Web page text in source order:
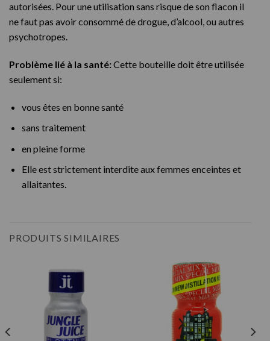
autorisées. Pour une utilisation sans risque de son flacon il
ne faut pas avoir consommé de drogue, d’alcool, ou autres
psychotropes.
Problème lié à la santé:Cette bouteille doit être utilisée
seulement si:
vous êtes en bonne santé
sans traitement
en pleine forme
Elle est strictement interdite aux femmes enceintes et
allaitantes.
PRODUITS SIMILAIRES